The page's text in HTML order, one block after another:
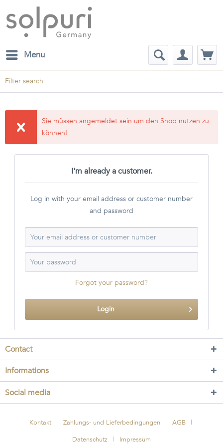
Menu
Filter search
Sie müssen angemeldet sein um den Shop nutzen zu
können!
I'm already a customer.
Log in with your email address or customer number
and password
Forgot your password?
Login
Contact
Informations
Social media
Kontakt Zahlungs- und Lieferbedingungen
AGB
Datenschutz
Impressum